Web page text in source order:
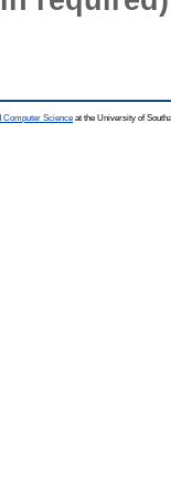
Computer Science at the University of